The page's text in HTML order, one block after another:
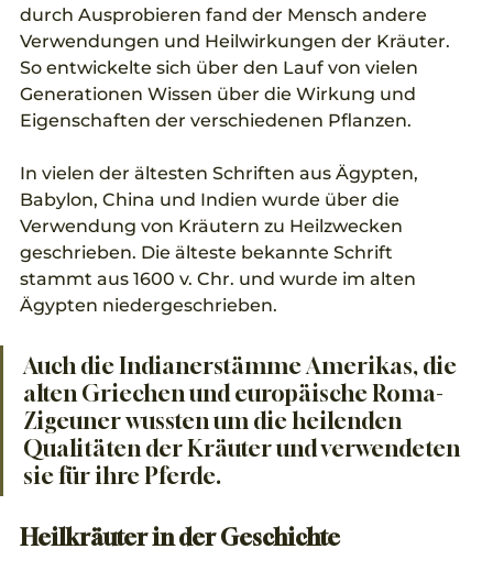
durch Ausprobieren fand der Mensch andere
Verwendungen und Heilwirkungen der Kräuter.
So entwickelte sich über den Lauf von vielen
Generationen Wissen über die Wirkung und
Eigenschaften der verschiedenen Pflanzen.
In vielen der ältesten Schriften aus Ägypten,
Babylon, China und Indien wurde über die
Verwendung von Kräutern zu Heilzwecken
geschrieben. Die älteste bekannte Schrift
stammt aus 1600 v. Chr. und wurde im alten
Ägypten niedergeschrieben.
Auch die Indianerstämme Amerikas, die
alten Griechen und europäische Roma-
Zigeuner wussten um die heilenden
Qualitäten der Kräuter und verwendeten
sie für ihre Pferde.
Heilkräuter in der Geschichte